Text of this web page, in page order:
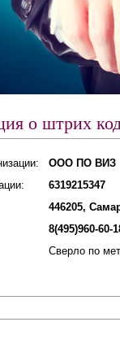
о штрих
ООО ПО ВИЗ
6319215347
446205,
8(495)960-60-
Сверло по